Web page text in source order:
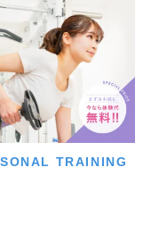
TRAINING